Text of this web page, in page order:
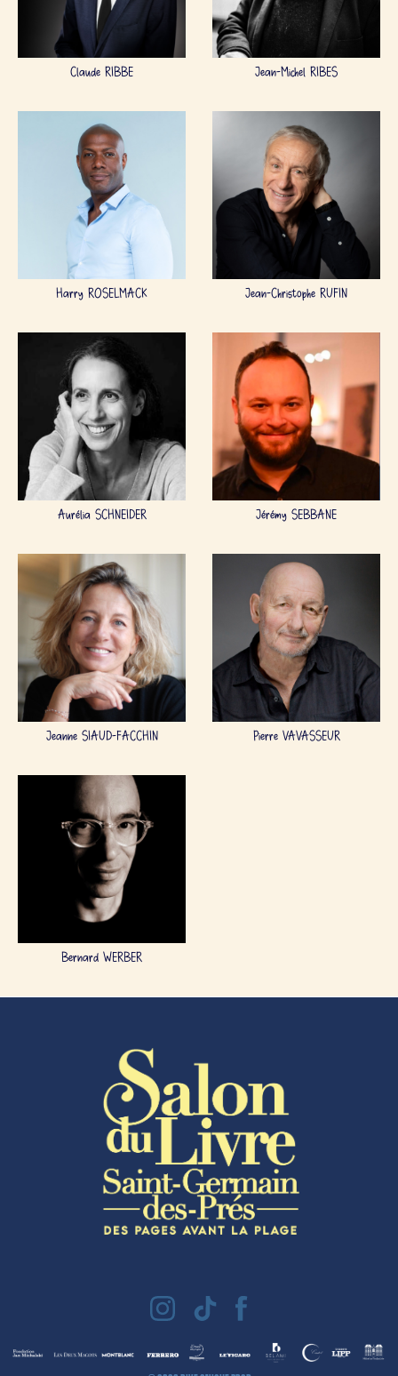
Claude RIBBE Jean-Michel RIBES
Harry ROSELMACK Jean-Christophe RUFIN
Aurélia SCHNEIDER Jérémy SEBBANE
Jeanne SIAUD-FACCHIN Pierre VAVASSEUR
Bernard WERBER